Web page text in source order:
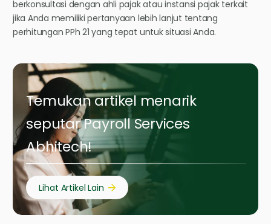
berkonsultasi dengan ahli pajak atau instansi pajak terkait
jika Anda memiliki pertanyaan lebih lanjut tentang
perhitungan PPh 21 yang tepat untuk situasi Anda.
Temukan artikel menarik
seputar Payroll Services
Abhitech!
Lihat Artikel Lain